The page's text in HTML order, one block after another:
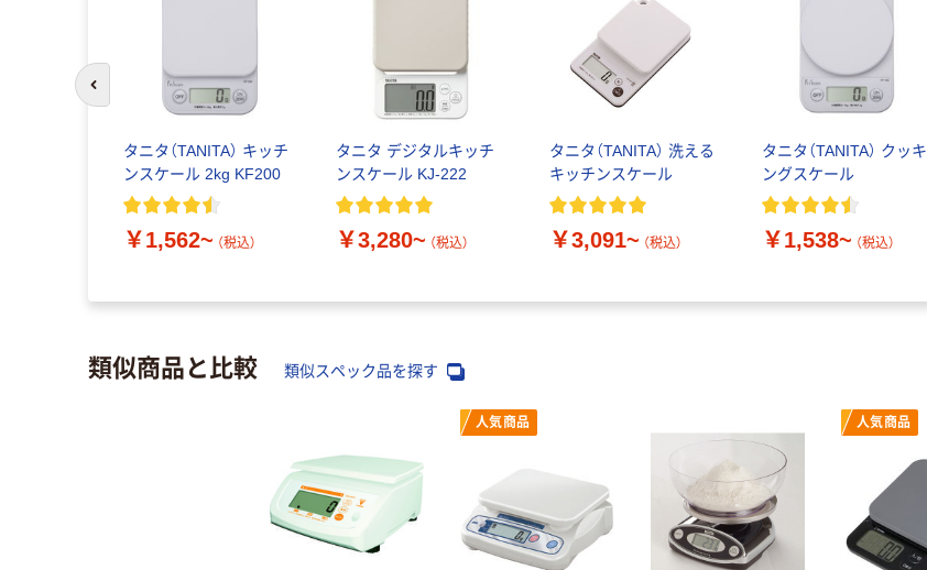
タニタ（TANITA） キッチ
ンスケール 2kg KF200
￥1,562~ （税込）
タニタ デジタルキッチ
ンスケール KJ-222
￥3,280~ （税込）
タニタ（TANITA） 洗える
キッチンスケール
￥3,091~ （税込）
タニタ（TANITA） クッキ
ングスケール
￥1,538~ （税込）
前のスライドへ
類似商品と比較 類似スペック品を探す
人気商品 人気商品